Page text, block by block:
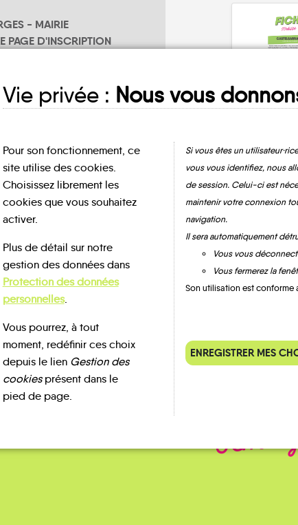
- MAIRIE
PAGE D'INSCRIPTION
Les infos
Vie privée : Nous vous
Pour son fonctionnement, ce
site utilise des cookies.
Choisissez librement les
cookies que vous souhaitez
activer.
Plus de détail sur notre
gestion des données dans
Protection des données
personnelles.
Vous pourrez, à tout
moment, redéfinir ces choix
depuis le lien Gestion des
cookiesprésent dans le
pied de page.
Si vous êtes un
vous vous identifiez, nous
de session. Celui-ci est
maintenir votre connexion
navigation.
Il sera automatiquement
Vous vous
Vous fermerez la
Son utilisation est conforme
ENREGISTRER MES